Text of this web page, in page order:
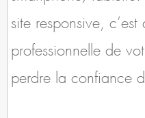
site responsive,
professionnelle de
perdre la confiance